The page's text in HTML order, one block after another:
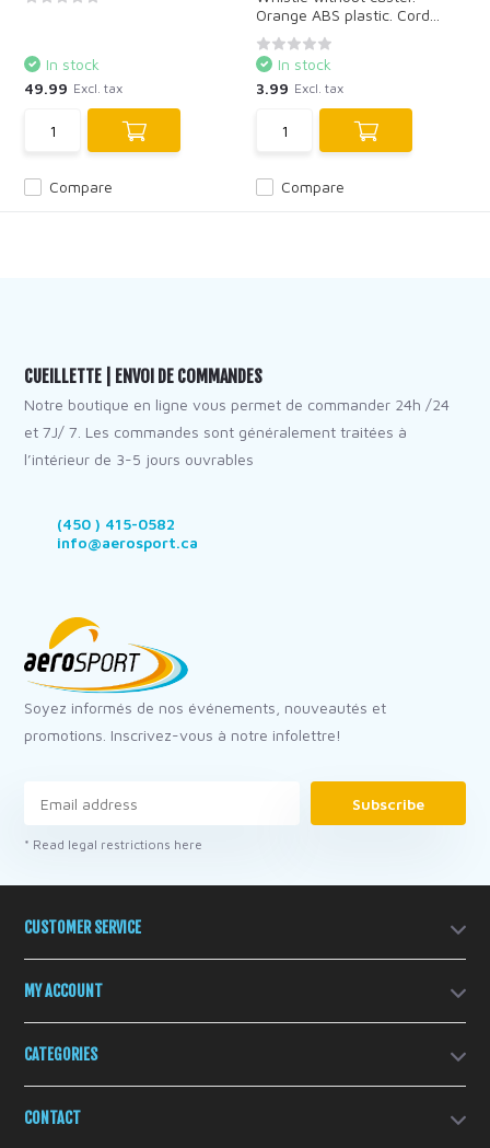
Compare
In stock
49.99 Excl. tax
Orange ABS plastic. Cord...
Compare
In stock
3.99 Excl. tax
CUEILLETTE | ENVOI DE COMMANDES
Notre boutique en ligne vous permet de commander 24h /24
et 7J/ 7. Les commandes sont généralement traitées à
l’intérieur de 3-5 jours ouvrables
(450 ) 415-0582
info@aerosport.ca
Soyez informés de nos événements, nouveautés et
promotions. Inscrivez-vous à notre infolettre!
Subscribe
* Read legal restrictions here
CUSTOMER SERVICE
MY ACCOUNT
CATEGORIES
CONTACT